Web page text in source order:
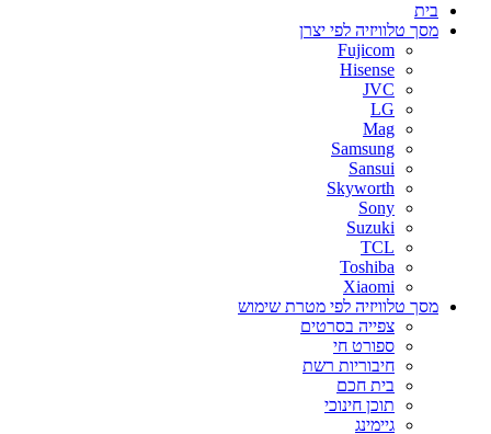
בית
מסך טלוויזיה לפי יצרן
Fujicom
Hisense
JVC
LG
Mag
Samsung
Sansui
Skyworth
Sony
Suzuki
TCL
Toshiba
Xiaomi
מסך טלוויזיה לפי מטרת שימוש
צפייה בסרטים
ספורט חי
חיבוריות רשת
בית חכם
תוכן חינוכי
גיימינג